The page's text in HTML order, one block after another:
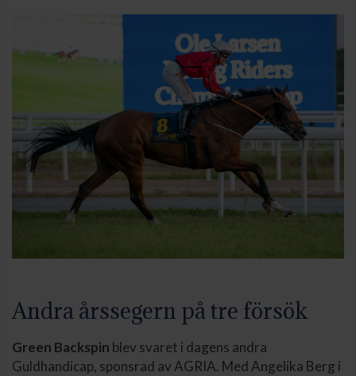
Andra årssegern på tre försök
Green Backspin blev svaret i dagens andra
Guldhandicap, sponsrad av AGRIA. Med Angelika Berg i